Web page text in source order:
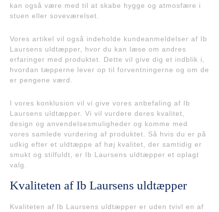
kan også være med til at skabe hygge og atmosfære i
stuen eller soveværelset.
Vores artikel vil også indeholde kundeanmeldelser af Ib
Laursens uldtæpper, hvor du kan læse om andres
erfaringer med produktet. Dette vil give dig et indblik i,
hvordan tæpperne lever op til forventningerne og om de
er pengene værd.
I vores konklusion vil vi give vores anbefaling af Ib
Laursens uldtæpper. Vi vil vurdere deres kvalitet,
design og anvendelsesmuligheder og komme med
vores samlede vurdering af produktet. Så hvis du er på
udkig efter et uldtæppe af høj kvalitet, der samtidig er
smukt og stilfuldt, er Ib Laursens uldtæpper et oplagt
valg.
Kvaliteten af Ib Laursens uldtæpper
Kvaliteten af Ib Laursens uldtæpper er uden tvivl en af